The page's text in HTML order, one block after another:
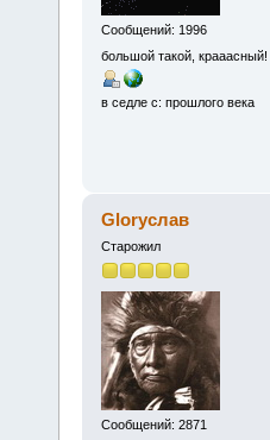
Сообщений: 1996
большой такой, крааасный!
в седле с: прошлого века
Gloryслав
Старожил
Сообщений: 2871